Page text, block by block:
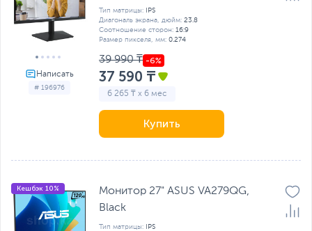
# 196976
Тип матрицы:
IPS
Диагональ экрана, дюйм: 23.8
Соотношение сторон: 16:9
Размер пикселя, мм: 0.274
39 990 ₸
37 590 ₸
6 265 ₸ x 6 мес
Купить
Кешбэк 10%
Монитор 27" ASUS VA279QG,
Black
Тип матрицы:
IPS